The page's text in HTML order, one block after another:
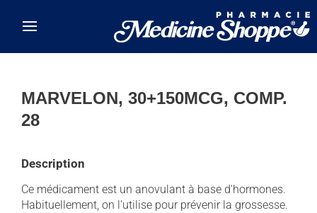
MARVELON, 30+150MCG, COMP.
28
Description
Ce médicament est un anovulant à base d'hormones.
Habituellement, on l'utilise pour prévenir la grossesse.